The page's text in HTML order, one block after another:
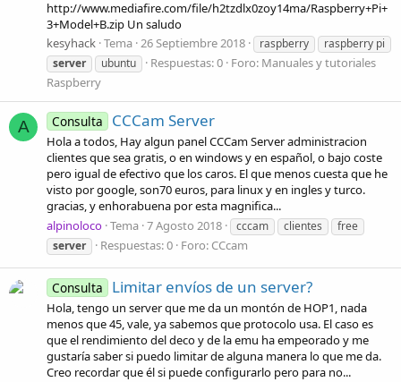
http://www.mediafire.com/file/h2tzdlx0zoy14ma/Raspberry+Pi+
3+Model+B.zip Un saludo
kesyhack Tema 26 Septiembre 2018 raspberry
raspberry pi
server
ubuntu Respuestas: 0 Foro: Manuales y tutoriales
Raspberry
A Consulta CCCam Server
Hola a todos, Hay algun panel CCCam Server administracion
clientes que sea gratis, o en windows y en español, o bajo coste
pero igual de efectivo que los caros. El que menos cuesta que he
visto por google, son70 euros, para linux y en ingles y turco.
gracias, y enhorabuena por esta magnifica...
alpinoloco Tema 7 Agosto 2018 cccam clientes
free
server
Respuestas: 0 Foro: CCcam
Consulta Limitar envíos de un server?
Hola, tengo un server que me da un montón de HOP1, nada
menos que 45, vale, ya sabemos que protocolo usa. El caso es
que el rendimiento del deco y de la emu ha empeorado y me
gustaría saber si puedo limitar de alguna manera lo que me da.
Creo recordar que él si puede configurarlo pero para no...